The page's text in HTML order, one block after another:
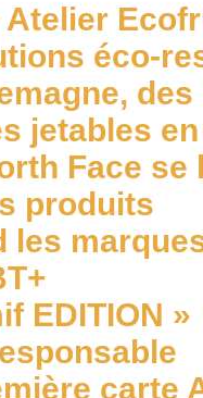
Atelier
éco-
jetables
Face se
produits
les
EDITION
carte